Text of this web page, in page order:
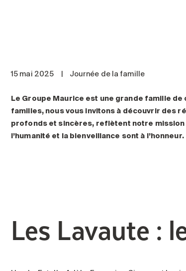
15 mai 2025 Journée de la famille
Le Groupe Maurice est une grande famille
familles, nous vous invitons à découvrir des
profonds et sincères, reflètent notre mission
l’humanité et la bienveillance sont à l’honneur.
Les Lavaute :